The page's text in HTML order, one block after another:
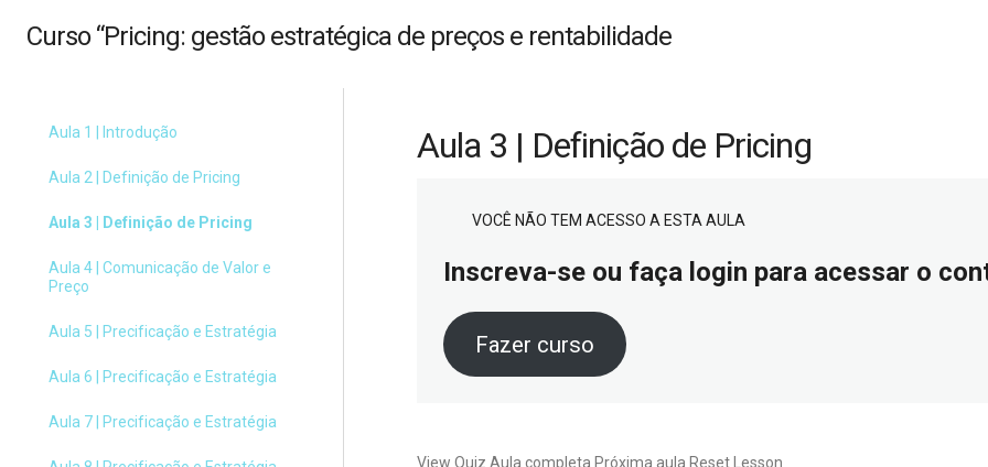
Curso “Pricing: gestão estratégica de preços e rentabilidade
Aula 1 | Introdução
Aula 2 | Definição de Pricing
Aula 3 | Definição de Pricing
Aula 4 | Comunicação de Valor e
Preço
Aula 5 | Precificação e Estratégia
Aula 6 | Precificação e Estratégia
Aula 7 | Precificação e Estratégia
Aula 3 | Definição de Pricing
VOCÊ NÃO TEM ACESSO A ESTA AULA
Inscreva-se ou faça login para acessar o
Fazer curso
View Quiz Aula completa Próxima aula Reset Lesson